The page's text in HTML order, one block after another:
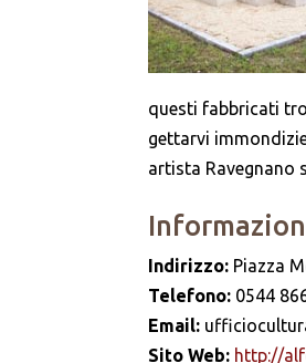
questi fabbricati
gettarvi
artista Ravegnano
Indirizzo: Piazza
Telefono: 0544
Email:
Sito Web: http://